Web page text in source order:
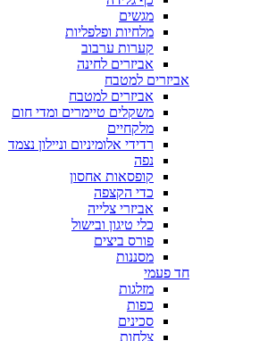
מגשים
מלחיות ופלפליות
קערות ערבוב
אביזרים לחינה
אביזרים למטבח
אביזרים למטבח
משקלים טיימרים ומדי חום
מלקחיים
רדידי אלומיניום וניילון נצמד
נפה
קופסאות אחסון
כדי הקצפה
אביזרי צלייה
כלי טיגון ובישול
פורס ביצים
מסננות
חד פעמי
מזלגות
כפות
סכינים
צלחות